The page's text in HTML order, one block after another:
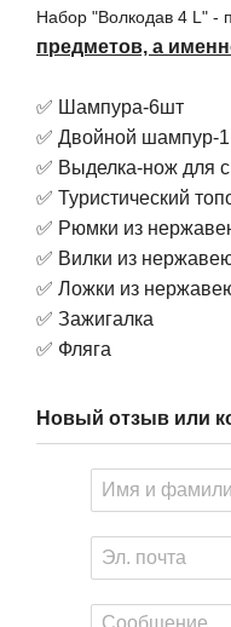
Набор "Волкодав 4 L" -
предметов, а
✅ Шампура-6шт
✅ Двойной шампур-
✅ Выделка-нож для
✅ Туристический
✅ Рюмки из
✅ Вилки из
✅ Ложки из
✅ Зажигалка
✅ Фляга
Новый отзыв или